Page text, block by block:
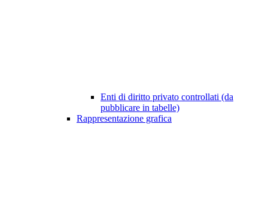
Enti di diritto privato controllati (da
pubblicare in tabelle)
Rappresentazione grafica